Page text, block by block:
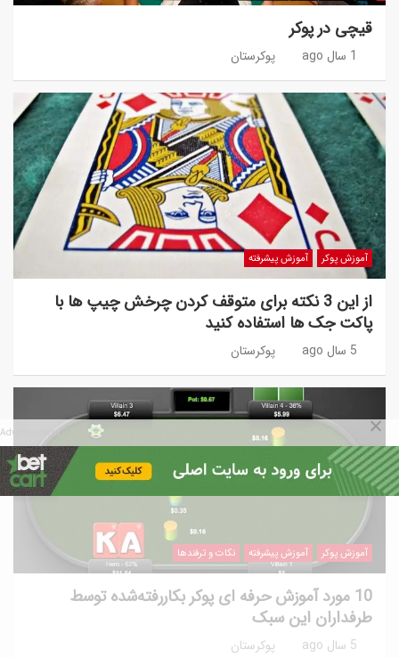
قیچی در پوکر
1 سال ago پوکرستان
آموزش پوکر آموزش پیشرفته
از این 3 نکته برای متوقف کردن چرخش چیپ ها با
پاکت جک ها استفاده کنید
5 سال ago پوکرستان
آموزش پوکر آموزش پیشرفته نکات و ترفندها
10 مورد آموزش حرفه ای پوکر بکاررفته‌شده توسط
طرفداران این سبک
5 سال ago پوکرستان
Advertisement